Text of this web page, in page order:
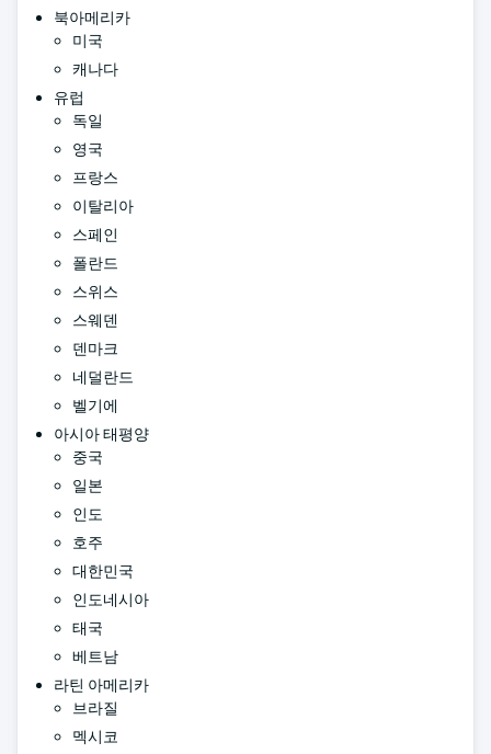
북아메리카
미국
캐나다
유럽
독일
영국
프랑스
이탈리아
스페인
폴란드
스위스
스웨덴
덴마크
네덜란드
벨기에
아시아 태평양
중국
일본
인도
호주
대한민국
인도네시아
태국
베트남
라틴 아메리카
브라질
멕시코